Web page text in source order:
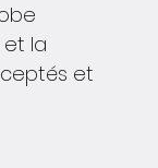
la
et